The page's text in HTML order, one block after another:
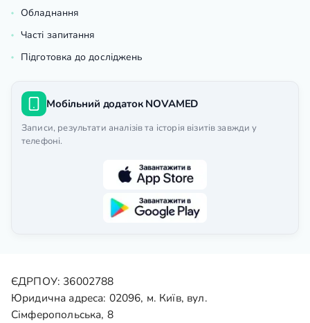
Обладнання
Часті запитання
Підготовка до досліджень
Мобільний додаток NOVAMED
Записи, результати аналізів та історія візитів завжди у
телефоні.
ЄДРПОУ: 36002788
Юридична адреса: 02096, м. Київ, вул.
Сімферопольська, 8